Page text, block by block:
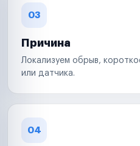
03
Причина
Локализуем обрыв,
или датчика.
04